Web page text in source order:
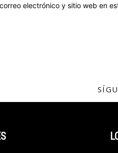
electrónico y sitio web en